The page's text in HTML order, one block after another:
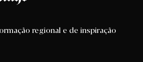
regional e de inspiração